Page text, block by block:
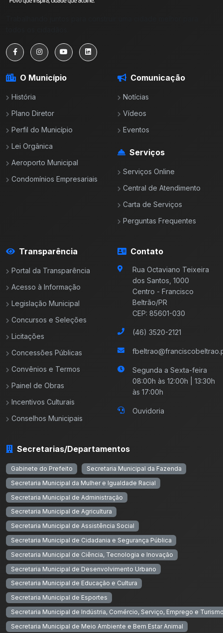
O Município
História
Plano Diretor
Perfil do Município
Lei Orgânica
Aeroporto Municipal
Condomínios Empresariais
Comunicação
Notícias
Vídeos
Eventos
Serviços
Serviços Online
Central de Atendimento
Carta de Serviços
Perguntas Frequentes
Transparência
Portal da Transparência
Acesso à Informação
Legislação Municipal
Concursos e Seleções
Licitações
Concessões Públicas
Convênios e Termos
Painel de Obras
Incentivos Culturais
Conselhos Municipais
Contato
Rua Octaviano Teixeira
dos Santos, 1000
Centro - Francisco
Beltrão/PR
CEP: 85601-030
(46) 3520-2121
Segunda a Sexta-feira
08:00h às 12:00h | 13:30h
às 17:00h
Ouvidoria
Secretarias/Departamentos
Gabinete do Prefeito
Secretaria Municipal da Fazenda
Secretaria Municipal da Mulher e Igualdade Racial
Secretaria Municipal de Administração
Secretaria Municipal de Agricultura
Secretaria Municipal de Assistência Social
Secretaria Municipal de Cidadania e Segurança Pública
Secretaria Municipal de Ciência, Tecnologia e Inovação
Secretaria Municipal de Desenvolvimento Urbano
Secretaria Municipal de Educação e Cultura
Secretaria Municipal de Esportes
Secretaria Municipal de Indústria, Comércio, Serviço, Emprego e
Secretaria Municipal de Meio Ambiente e Bem Estar Animal